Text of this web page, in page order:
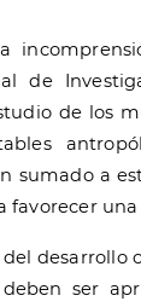
de
de los
sumado a
desarrollo
ser